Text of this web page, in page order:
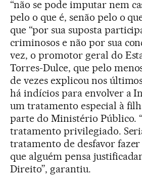
“não se pode imputar nem
pelo o que é, senão pelo o
que “por sua suposta
criminosos e não por sua
vez, o promotor geral do
Torres-Dulce, que pelo
de vezes explicou nos
há indícios para envolver a
um tratamento especial à
parte do Ministério Público.
tratamento privilegiado.
tratamento de desfavor
que alguém pensa
Direito”, garantiu.